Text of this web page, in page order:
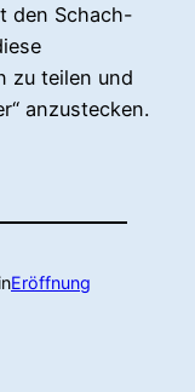
den Schach-
zu teilen und
anzustecken.
inEröffnung